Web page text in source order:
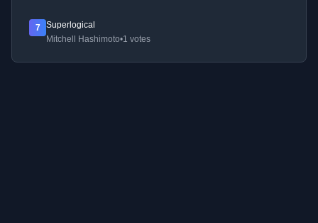
7
Superlogical
Mitchell Hashimoto•1 votes